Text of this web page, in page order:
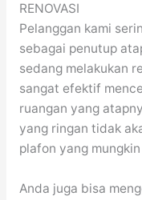
RENOVASI
Pelanggan kami
sebagai penutup
sedang melakukan
sangat efektif
ruangan yang
yang ringan tidak
plafon yang
Anda juga bisa